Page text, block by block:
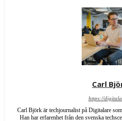
Carl
https://
Carl Björk är techjournalist på Digitalare
Han har erfarenhet från den svenska